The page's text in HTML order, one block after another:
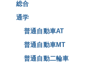
総合
通学
普通自動車AT
普通自動車MT
普通自動二輪車